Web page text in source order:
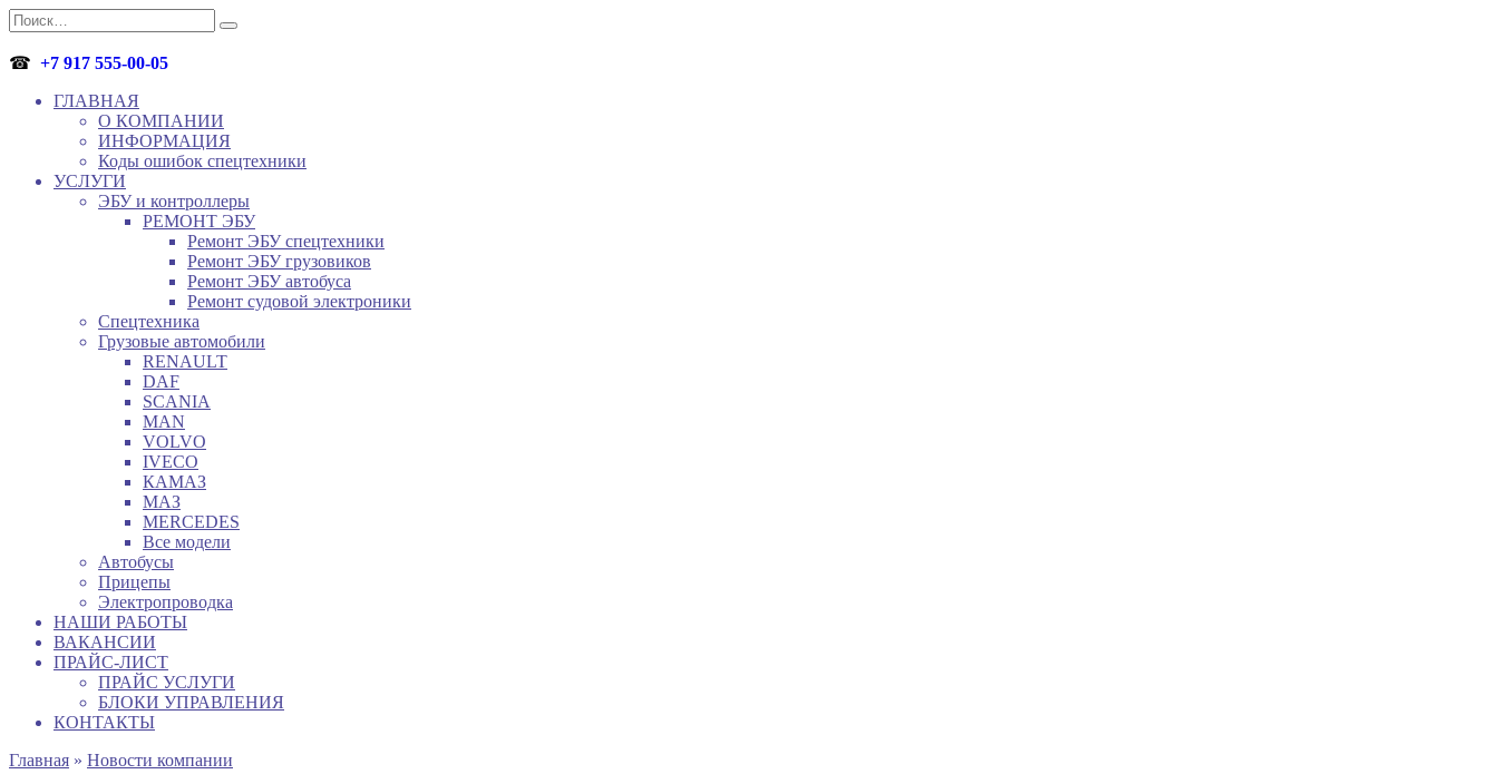
Перейти
к
содержанию
Search
for:
☎ +7 917 555-00-05
ГЛАВНАЯ
О КОМПАНИИ
ИНФОРМАЦИЯ
Коды ошибок спецтехники
УСЛУГИ
ЭБУ и контроллеры
РЕМОНТ ЭБУ
Ремонт ЭБУ спецтехники
Ремонт ЭБУ грузовиков
Ремонт ЭБУ автобуса
Ремонт судовой электроники
Спецтехника
Грузовые автомобили
RENAULT
DAF
SCANIA
MAN
VOLVO
IVECO
КАМАЗ
МАЗ
MERCEDES
Все модели
Автобусы
Прицепы
Электропроводка
НАШИ РАБОТЫ
ВАКАНСИИ
ПРАЙС-ЛИСТ
ПРАЙС УСЛУГИ
БЛОКИ УПРАВЛЕНИЯ
КОНТАКТЫ
Главная » Новости компании